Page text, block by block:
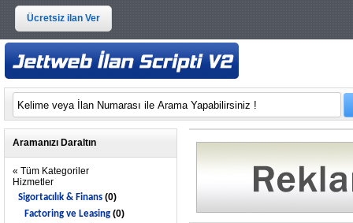
Ücretsiz ilan Ver
Aramanızı Daraltın
« Tüm Kategoriler
Hizmetler
Sigortacılık & Finans (0)
Factoring ve Leasing (0)